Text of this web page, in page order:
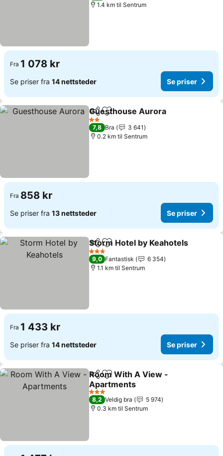
1.4 km til Sentrum
Fra 1 078 kr
Se priser fra 14 nettsteder Se priser
Del Legg til i favoritter
Guesthouse Aurora
2 Stjerner
7,8 Bra
3 641
0.2 km til Sentrum
Fra 858 kr
Se priser fra 13 nettsteder Se priser
Del Legg til i favoritter
Storm Hotel by Keahotels
3 Stjerner
9,0 Fantastisk
6 354
1.1 km til Sentrum
Fra 1 433 kr
Se priser fra 14 nettsteder Se priser
Del Legg til i favoritter
Room With A View -
Apartments
Se priser
3 Stjerner
8,2 Veldig bra
5 974
0.3 km til Sentrum